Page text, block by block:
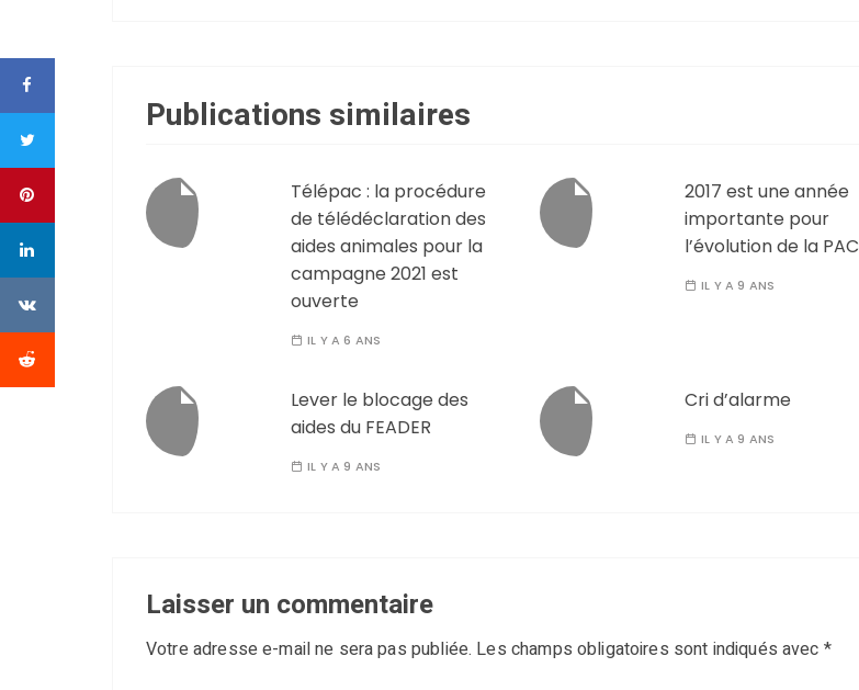
Publications similaires
Télépac : la procédure
de télédéclaration des
aides animales pour la
campagne 2021 est
ouverte
IL Y A 6 ANS
2017 est une année
importante pour
l’évolution de la PAC
IL Y A 9 ANS
Lever le blocage des
aides du FEADER
IL Y A 9 ANS
Cri d’alarme
IL Y A 9 ANS
Laisser un commentaire
Votre adresse e-mail ne sera pas publiée. Les champs obligatoires sont indiqués avec *